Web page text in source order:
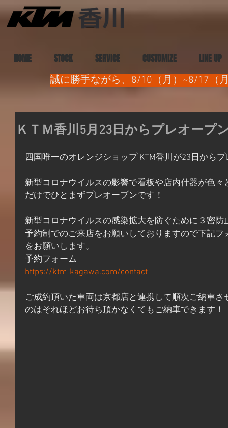
HOME STOCK SERVICE CUSTOMIZE LINE UP
誠に勝手ながら、8/10（月）~8/17（
ＫＴＭ香川5月23日からプレオープ
四国唯一のオレンジショップ KTM香川が23日から
新型コロナウイルスの影響で看板や店内什器が色
だけでひとまずプレオープンです！
新型コロナウイルスの感染拡大を防ぐために３密
予約制でのご来店をお願いしておりますので下記
をお願いします。
予約フォーム
https://ktm-kagawa.com/contact
ご成約頂いた車両は京都店と連携して順次ご納車
のはそれほどお待ち頂かなくてもご納車できます！